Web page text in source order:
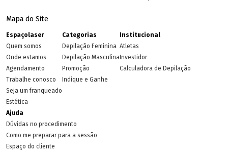
Mapa do Site
Espaçolaser
Quem somos
Onde estamos
Agendamento
Trabalhe conosco
Seja um franqueado
Estética
Categorias
Depilação Feminina
Depilação Masculina
Promoção
Indique e Ganhe
Institucional
Atletas
Investidor
Calculadora de Depilação
Ajuda
Dúvidas no procedimento
Como me preparar para a sessão
Espaço do cliente